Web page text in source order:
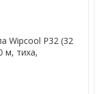
Wipcool P32 (32
м, тиха,